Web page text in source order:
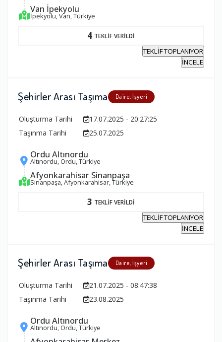
Van İpekyolu
İpekyolu, Van, Türkiye
4 TEKLİF VERİLDİ
TEKLİF TOPLANIYOR
İNCELE
Şehirler Arası Taşıma Daire, İşyeri
Oluşturma Tarihi
17.07.2025 - 20:27:25
Taşınma Tarihi
25.07.2025
Ordu Altınordu
Altınordu, Ordu, Türkiye
Afyonkarahisar Sinanpaşa
Sinanpaşa, Afyonkarahisar, Türkiye
3 TEKLİF VERİLDİ
TEKLİF TOPLANIYOR
İNCELE
Şehirler Arası Taşıma Daire, İşyeri
Oluşturma Tarihi
21.07.2025 - 08:47:38
Taşınma Tarihi
23.08.2025
Ordu Altınordu
Altınordu, Ordu, Türkiye